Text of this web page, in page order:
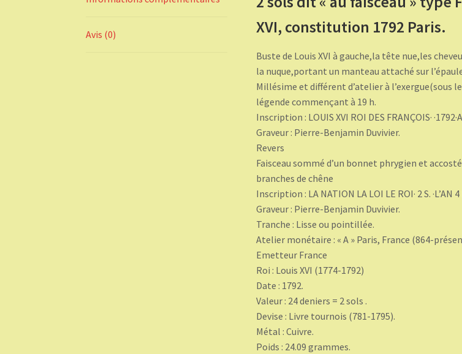
Avis (0)
XVI, constitution 1792 Paris.
Buste de Louis XVI à gauche,la tête nue,les
la nuque,portant un manteau attaché sur
Millésime et différent d’atelier à l’exergue(sous
légende commençant à 19 h.
Inscription : LOUIS XVI ROI DES FRANÇOIS· ·1792·A
Graveur : Pierre-Benjamin Duvivier.
Revers
Faisceau sommé d’un bonnet phrygien et
branches de chêne
Inscription : LA NATION LA LOI LE ROI· 2 S. ·L’AN 4
Graveur : Pierre-Benjamin Duvivier.
Tranche : Lisse ou pointillée.
Atelier monétaire : « A » Paris, France (864-
Emetteur France
Roi : Louis XVI (1774-1792)
Date : 1792.
Valeur : 24 deniers = 2 sols .
Devise : Livre tournois (781-1795).
Métal : Cuivre.
Poids : 24.09 grammes.